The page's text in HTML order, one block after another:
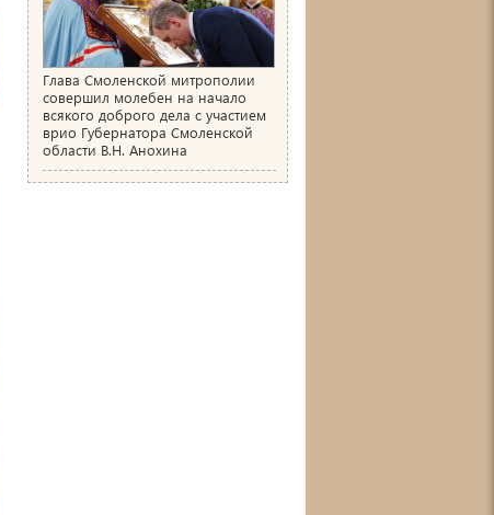
Глава Смоленской митрополии
совершил молебен на начало
всякого доброго дела с участием
врио Губернатора Смоленской
области В.Н. Анохина